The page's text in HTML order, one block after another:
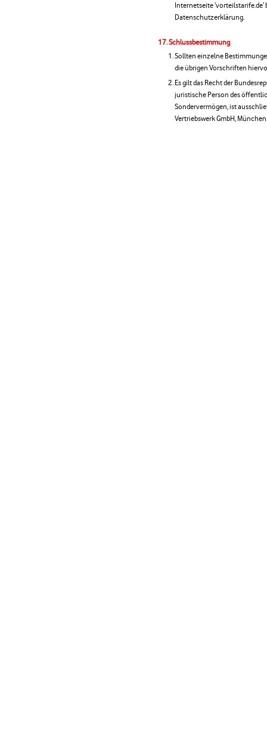
Internetseite
Datenschutzerklärung.
Schlussbestimmung
Sollten einzelne
die übrigen Vorschriften
Es gilt das Recht der
juristische Person des
Sondervermögen, ist
Vertriebswerk GmbH, München.